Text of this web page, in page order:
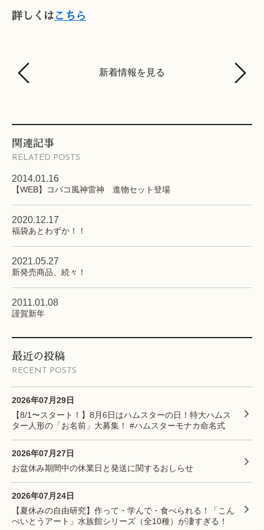
最近の投稿
RECENT POSTS
2026年07月29日
【8/1〜スタート！】8月6日はハムスターの日！特大ハムス
ター人形の「お名前」大募集！ #ハムスターモナカ命名式
2026年07月27日
お盆休み期間中の休業日と発送に関するおしらせ
2026年07月24日
【夏休みの自由研究】作って・学んで・食べられる！「こん
ぺいとうアート」水族館シリーズ（全10種）が凄すぎる！
詳しくは こちら
新着情報を見る
関連記事
RELATED POSTS
2014.01.16
【WEB】コバコ風神雷神 進物セット登場
2020.12.17
福袋あとわずか！！
2021.05.27
新発売商品、続々！
2011.01.08
謹賀新年